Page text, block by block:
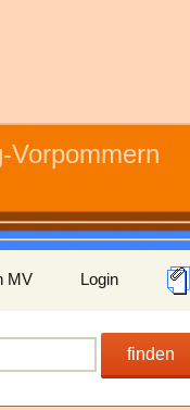
Vorpommern
MV Login
finden